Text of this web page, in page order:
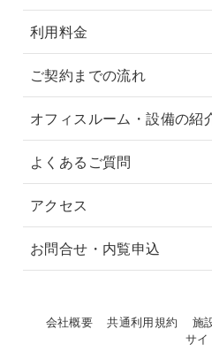
利用料金
ご契約までの流れ
オフィスルーム・設備の紹
よくあるご質問
アクセス
お問合せ・内覧申込
会社概要 共通利用規約 施
サ